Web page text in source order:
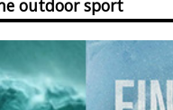
outdoor sport